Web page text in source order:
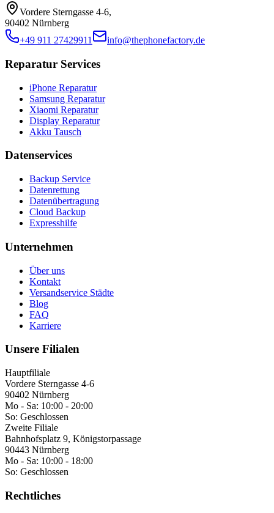
Vordere Sterngasse 4-6,
90402 Nürnberg
+49 911 27429911
info@thephonefactory.de
Reparatur Services
iPhone Reparatur
Samsung Reparatur
Xiaomi Reparatur
Display Reparatur
Akku Tausch
Datenservices
Backup Service
Datenrettung
Datenübertragung
Cloud Backup
Expresshilfe
Unternehmen
Über uns
Kontakt
Versandservice Städte
Blog
FAQ
Karriere
Unsere Filialen
Hauptfiliale
Vordere Sterngasse 4-6
90402 Nürnberg
Mo - Sa: 10:00 - 20:00
So: Geschlossen
Zweite Filiale
Bahnhofsplatz 9, Königstorpassage
90443 Nürnberg
Mo - Sa: 10:00 - 18:00
So: Geschlossen
Rechtliches